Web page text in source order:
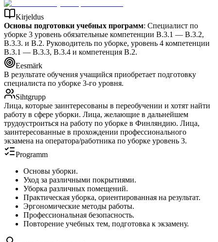
Kirjeldus
Основы подготовки учебных программ: Специалист по
уборке 3 уровень обязательные компетенции B.3.1 — B.3.2,
B.3.3. и B.2. Руководитель по уборке, уровень 4 компетенции
B.3.1 — B.3.3, B.3.4 и компетенция B.2.
Eesmärk
В результате обучения учащийся приобретает подготовку
специалиста по уборке 3-го уровня.
Sihtgrupp
Лица, которые заинтересованы в переобучении и хотят найти
работу в сфере уборки. Лица, желающие в дальнейшем
трудоустроиться на работу по уборке в Финляндию. Лица,
заинтересованные в прохождении профессионального
экзамена на оператора/работника по уборке уровень 3.
Programm
Основы уборки.
Уход за различными покрытиями.
Уборка различных помещений.
Практическая уборка, ориентированная на результат.
Эргономические методы работы.
Профессиональная безопасность.
Повторение учебных тем, подготовка к экзамену.